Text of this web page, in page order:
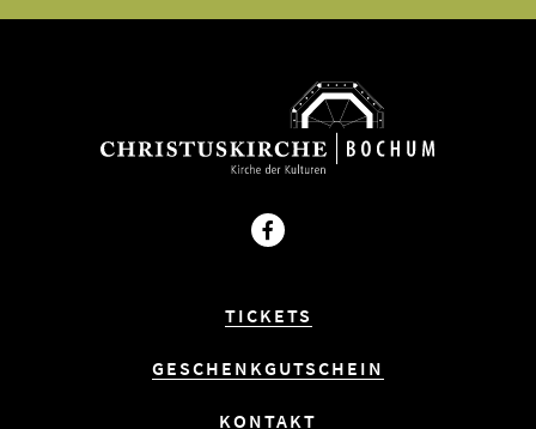
Facebook
TICKETS
GESCHENKGUTSCHEIN
KONTAKT